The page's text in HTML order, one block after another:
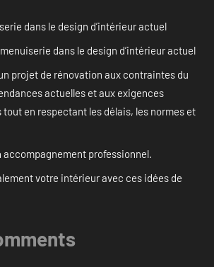
dans le design d’intérieur actuel
dans le design d’intérieur actuel
projet de rénovation aux contraintes du
actuelles et aux exigences
en respectant les délais, les normes et
accompagnement professionnel.
votre intérieur avec ces idées de